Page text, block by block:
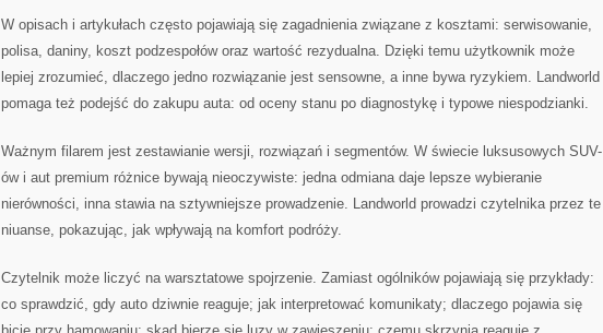
W opisach i artykułach często pojawiają się zagadnienia związane z kosztami: serwisowanie,
polisa, daniny, koszt podzespołów oraz wartość rezydualna. Dzięki temu użytkownik może
lepiej zrozumieć, dlaczego jedno rozwiązanie jest sensowne, a inne bywa ryzykiem. Landworld
pomaga też podejść do zakupu auta: od oceny stanu po diagnostykę i typowe niespodzianki.
Ważnym filarem jest zestawianie wersji, rozwiązań i segmentów. W świecie luksusowych SUV-
ów i aut premium różnice bywają nieoczywiste: jedna odmiana daje lepsze wybieranie
nierówności, inna stawia na sztywniejsze prowadzenie. Landworld prowadzi czytelnika przez te
niuanse, pokazując, jak wpływają na komfort podróży.
Czytelnik może liczyć na warsztatowe spojrzenie. Zamiast ogólników pojawiają się przykłady:
co sprawdzić, gdy auto dziwnie reaguje; jak interpretować komunikaty; dlaczego pojawia się